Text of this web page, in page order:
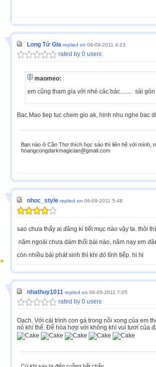
Long Tứ Gia replied on 06-09-2011 4:23
rated by 0 users
maomeo:
em cũng tham gia với nhé các bác....... sài
Bac Mao tiep tuc chem gio ak, hinh nhu nghe bac
Bạn nào ở Cần Thơ thích học sáo thì liên hệ với mình,
hoangcongdarkmagician@gmail.com
nhoc_style replied on 06-09-2011 5:48
sao chưa thấy ai đăng kí tiết mục nào vậy ta. thôi
năm ngoái chưa dám thổi bài nào, năm nay em
còn nhiều bài phát sinh thì khi đó tính tiếp. hi hi
nhathuy1011 replied on 06-09-2011 7:05
rated by 0 users
Oạch. Với cái trình con gà trong nồi xong của em
nó khí thế. Để hòa hợp với không khí vui tươi của